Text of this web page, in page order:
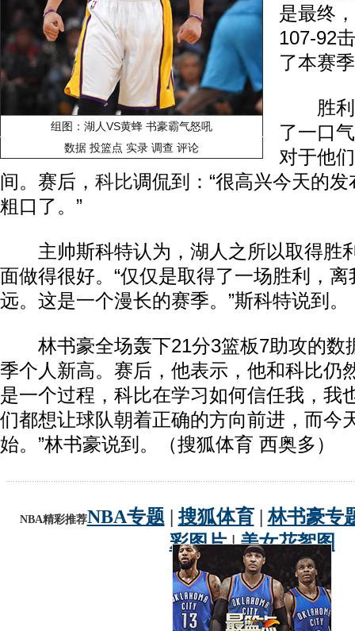
组图：湖人VS黄蜂 书豪霸气怒吼
数据 投篮点 实录 调查 评论
是最终
107-92
了本赛
胜利
了一口
对于他
间。赛后， 科比调侃到：“很高兴今天的
粗口了。”
主帅斯科特认为，湖人之所以取得胜
面做得很好。“仅仅是取得了一场胜利，
远。这是一个漫长的赛季。”斯科特说到。
林书豪全场轰下21分3篮板7助攻的数
季个人新高。赛后，他表示，他和科比仍
是一个过程，科比在学习如何信任我，我
们都想让球队朝着正确的方向前进，而今
始。”林书豪说到。（搜狐体育 西奥多）